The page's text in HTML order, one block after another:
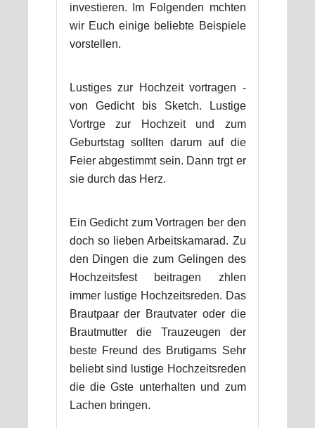
investieren. Im Folgenden mchten
wir Euch einige beliebte Beispiele
vorstellen.
Lustiges zur Hochzeit vortragen -
von Gedicht bis Sketch. Lustige
Vortrge zur Hochzeit und zum
Geburtstag sollten darum auf die
Feier abgestimmt sein. Dann trgt er
sie durch das Herz.
Ein Gedicht zum Vortragen ber den
doch so lieben Arbeitskamarad. Zu
den Dingen die zum Gelingen des
Hochzeitsfest beitragen zhlen
immer lustige Hochzeitsreden. Das
Brautpaar der Brautvater oder die
Brautmutter die Trauzeugen der
beste Freund des Brutigams Sehr
beliebt sind lustige Hochzeitsreden
die die Gste unterhalten und zum
Lachen bringen.